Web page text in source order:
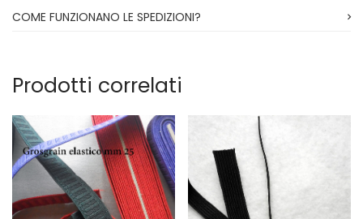
COME FUNZIONANO LE SPEDIZIONI?
Prodotti correlati